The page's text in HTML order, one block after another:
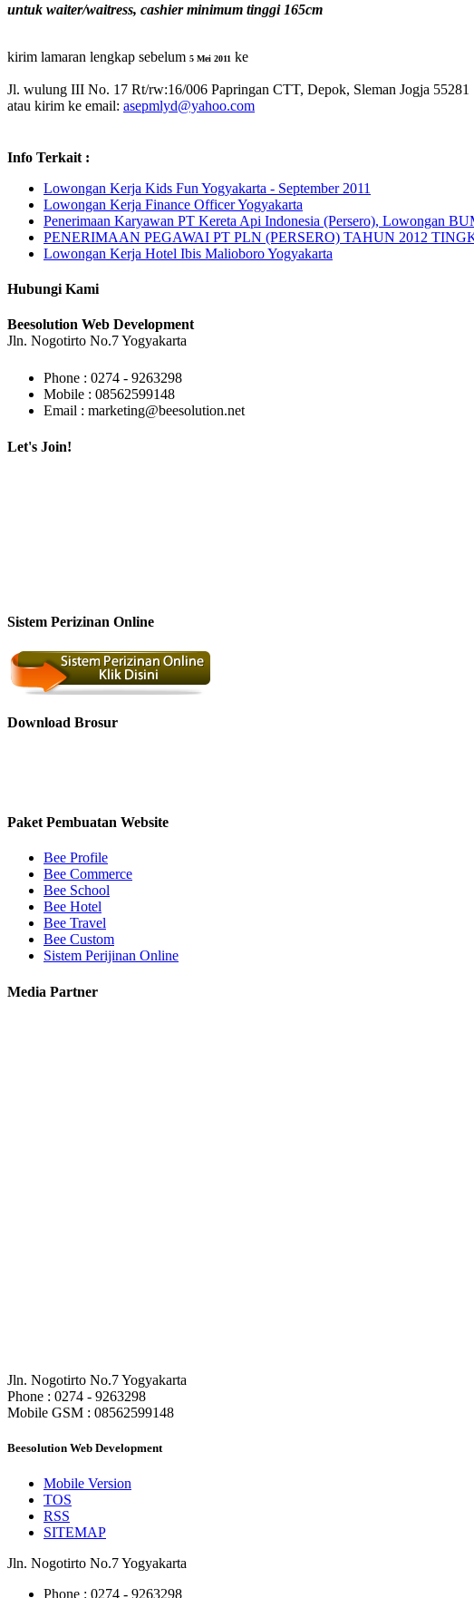
untuk waiter/waitress, cashier minimum tinggi 165cm
kirim lamaran lengkap sebelum 5 Mei 2011 ke
Jl. wulung III No. 17 Rt/rw:16/006 Papringan CTT, Depok, Sleman Jogja 55281
atau kirim ke email: asepmlyd@yahoo.com
Info Terkait :
Lowongan Kerja Kids Fun Yogyakarta - September 2011
Lowongan Kerja Finance Officer Yogyakarta
Penerimaan Karyawan PT Kereta Api Indonesia (Persero), Lowongan
PENERIMAAN PEGAWAI PT PLN (PERSERO) TAHUN 2012
Lowongan Kerja Hotel Ibis Malioboro Yogyakarta
Hubungi Kami
Beesolution Web Development
Jln. Nogotirto No.7 Yogyakarta
Phone : 0274 - 9263298
Mobile : 08562599148
Email : marketing@beesolution.net
Let's Join!
Sistem Perizinan Online
Download Brosur
Paket Pembuatan Website
Bee Profile
Bee Commerce
Bee School
Bee Hotel
Bee Travel
Bee Custom
Sistem Perijinan Online
Media Partner
Jln. Nogotirto No.7 Yogyakarta
Phone : 0274 - 9263298
Mobile GSM : 08562599148
Beesolution Web Development
Mobile Version
TOS
RSS
SITEMAP
Jln. Nogotirto No.7 Yogyakarta
Phone : 0274 - 9263298